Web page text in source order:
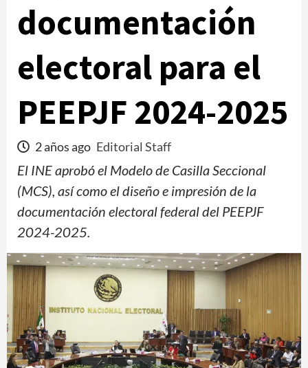
documentación
electoral para el
PEEPJF 2024-2025
2 años ago Editorial Staff
El INE aprobó el Modelo de Casilla Seccional
(MCS), así como el diseño e impresión de la
documentación electoral federal del PEEPJF
2024-2025.